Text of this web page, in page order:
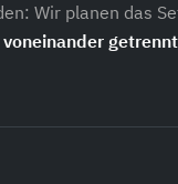
Wir planen das